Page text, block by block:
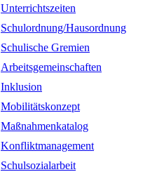
Unterrichtszeiten
Schulordnung/Hausordnung
Schulische Gremien
Arbeitsgemeinschaften
Inklusion
Mobilitätskonzept
Maßnahmenkatalog
Konfliktmanagement
Schulsozialarbeit